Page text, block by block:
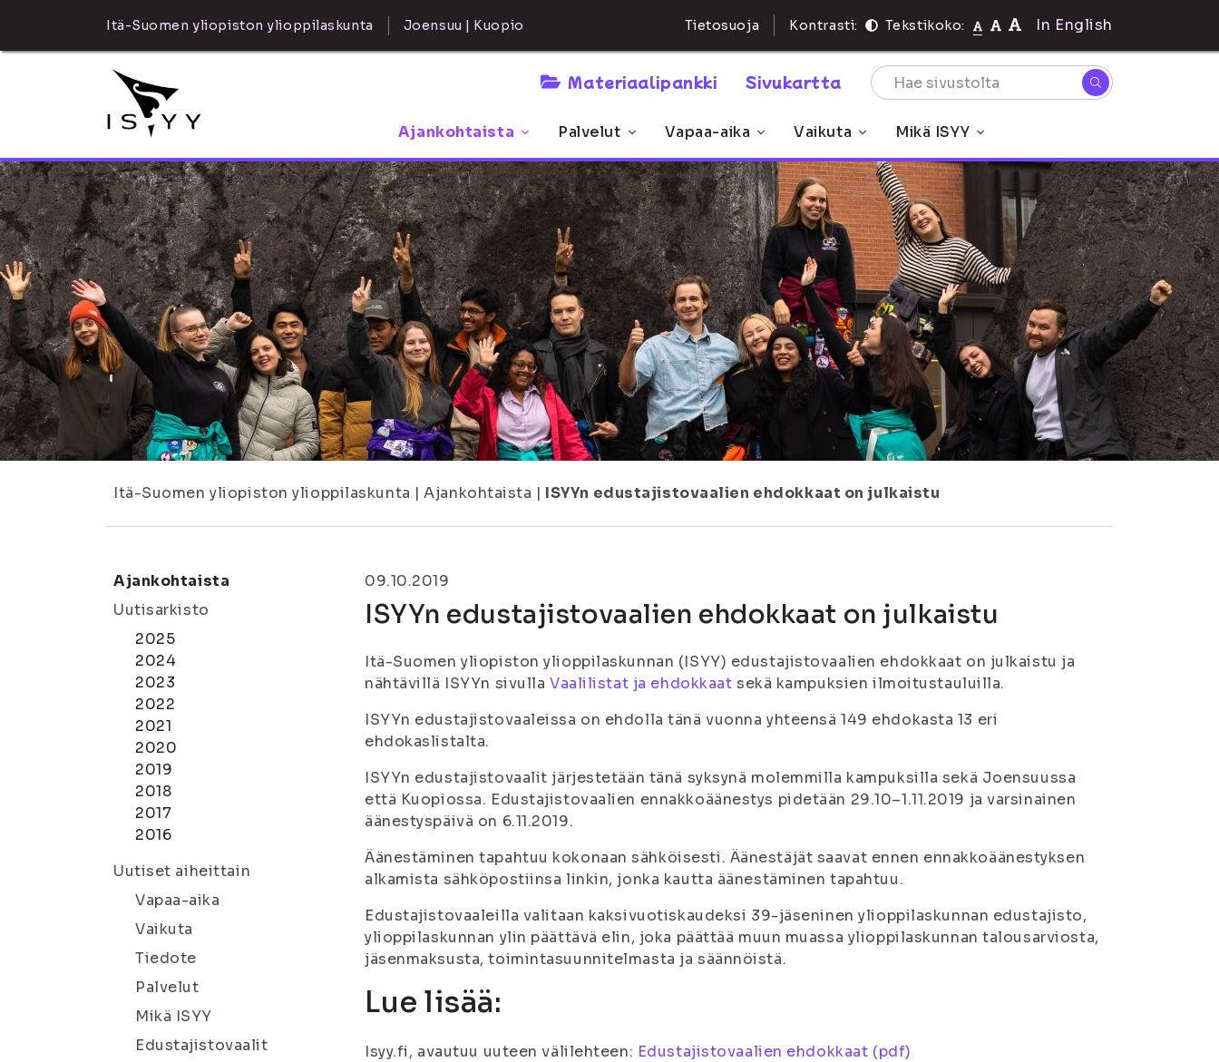
Itä-Suomen yliopiston ylioppilaskunta Joensuu | Kuopio Tietosuoja Kontrasti: Tekstikoko: In English
Materiaalipankki Sivukartta
Ajankohtaista Palvelut Vapaa-aika Vaikuta Mikä ISYY
Itä-Suomen yliopiston ylioppilaskunta | Ajankohtaista | ISYYn edustajistovaalien ehdokkaat on julkaistu
Ajankohtaista
Uutisarkisto
2025
2024
2023
2022
2021
2020
2019
2018
2017
2016
Uutiset aiheittain
Vapaa-aika
Vaikuta
Tiedote
Palvelut
Mikä ISYY
Edustajistovaalit
09.10.2019
ISYYn edustajistovaalien ehdokkaat on julkaistu
Itä-Suomen yliopiston ylioppilaskunnan (ISYY) edustajistovaalien ehdokkaat on julkaistu ja
nähtävillä ISYYn sivulla Vaalilistat ja ehdokkaat sekä kampuksien ilmoitustauluilla.
ISYYn edustajistovaaleissa on ehdolla tänä vuonna yhteensä 149 ehdokasta 13 eri
ehdokaslistalta.
ISYYn edustajistovaalit järjestetään tänä syksynä molemmilla kampuksilla sekä Joensuussa
että Kuopiossa. Edustajistovaalien ennakkoäänestys pidetään 29.10–1.11.2019 ja varsinainen
äänestyspäivä on 6.11.2019.
Äänestäminen tapahtuu kokonaan sähköisesti. Äänestäjät saavat ennen ennakkoäänestyksen
alkamista sähköpostiinsa linkin, jonka kautta äänestäminen tapahtuu.
Edustajistovaaleilla valitaan kaksivuotiskaudeksi 39-jäseninen ylioppilaskunnan edustajisto,
ylioppilaskunnan ylin päättävä elin, joka päättää muun muassa ylioppilaskunnan talousarviosta,
jäsenmaksusta, toimintasuunnitelmasta ja säännöistä.
Lue lisää:
Isyy.fi, avautuu uuteen välilehteen: Edustajistovaalien ehdokkaat (pdf)